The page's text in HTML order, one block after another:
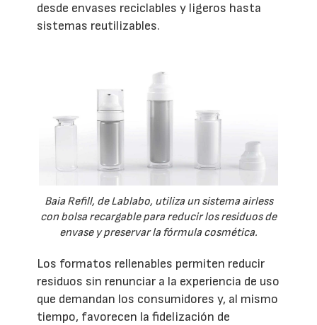
desde envases reciclables y ligeros hasta
sistemas reutilizables.
Baia Refill, de Lablabo, utiliza un sistema airless
con bolsa recargable para reducir los residuos de
envase y preservar la fórmula cosmética.
Los formatos rellenables permiten reducir
residuos sin renunciar a la experiencia de uso
que demandan los consumidores y, al mismo
tiempo, favorecen la fidelización de